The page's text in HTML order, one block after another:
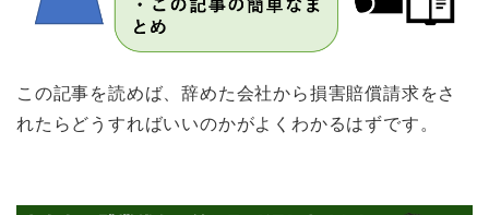
この記事を読めば、辞めた会社から損害賠償請求をさ
れたらどうすればいいのかがよくわかるはずです。